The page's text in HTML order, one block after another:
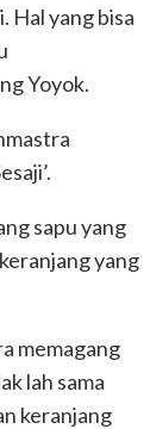
Hal yang bisa
Yoyok.
sapu yang
yang
memagang
lah sama
keranjang